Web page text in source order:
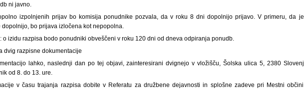
ni javno.
izpolnjenih prijav bo komisija ponudnike pozvala, da v roku 8 dni dopolnijo prijavo. V primeru, da je
bo prijava izločena kot nepopolna.
o izidu razpisa bodo ponudniki obveščeni v roku 120 dni od dneva odpiranja ponudb.
dvig razpisne dokumentacije
lahko, naslednji dan po tej objavi, zainteresirani dvignejo v vložišču, Šolska ulica 5, 2380 Slovenj
od 8. do 13. ure.
v času trajanja razpisa dobite v Referatu za družbene dejavnosti in splošne zadeve pri Mestni občini